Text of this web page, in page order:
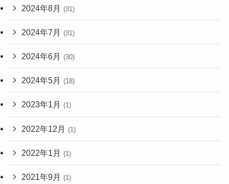
2024年8月 (31)
2024年7月 (31)
2024年6月 (30)
2024年5月 (18)
2023年1月 (1)
2022年12月 (1)
2022年1月 (1)
2021年9月 (1)